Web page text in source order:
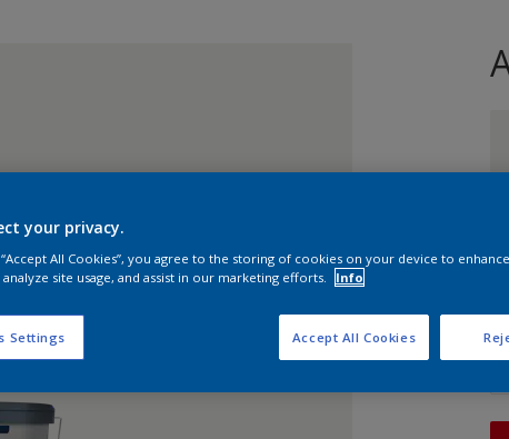
your privacy.
All Cookies”, you agree to the storing of cookies on your device to
site usage, and assist in our marketing efforts.
Info
Settings Accept All Cookies